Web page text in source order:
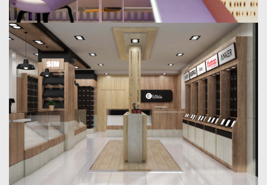
Call center
Design : Shop